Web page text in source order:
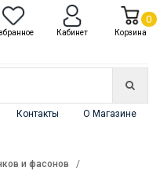
Контакты О Магазине
и фасонов
Кабинет Корзина
0